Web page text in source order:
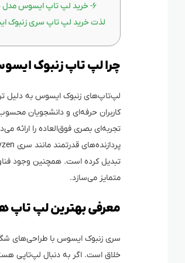
۶- خرید لپ تاپ ایسوس مدل Zenbook 14
لذت خرید لپ‌ تاپ سری زنبوک
چرا لپ‌ تاپ زنبوک
لپ‌تاپ‌های زنبوک ایسوس به دلیل
تجربه‌ای بصری فوق‌العاده را ارائه
تبدیل کرده است. همچنین وجود
متمایز می‌سازد.
معرفی بهترین لپ
سری زنبوک ایسوس با طراحی‌های
خلاق است. اگر به دنبال لپ‌تاپی